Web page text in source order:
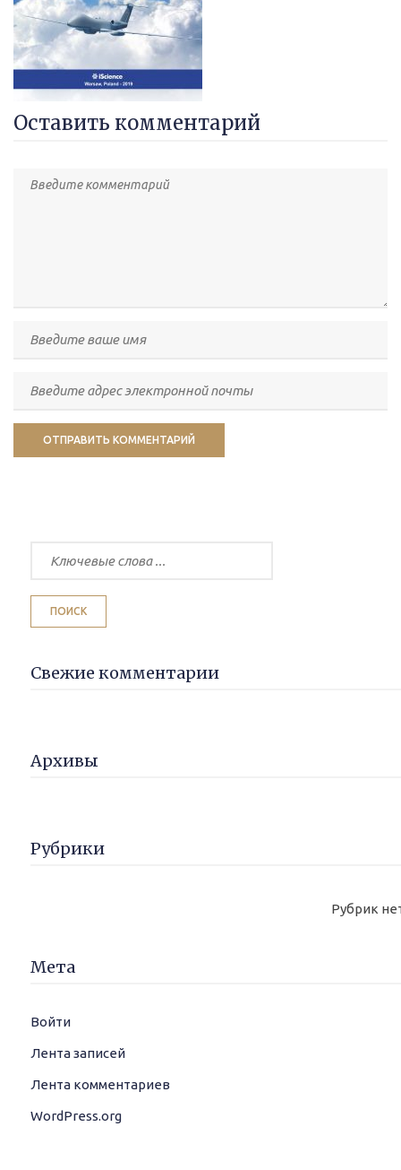
Оставить комментарий
Свежие комментарии
Архивы
Рубрики
Рубрик
Мета
Войти
Лента записей
Лента комментариев
WordPress.org